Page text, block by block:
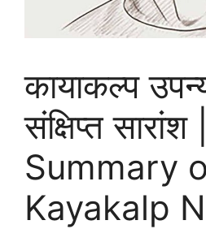
कायाकल्प
संक्षिप्त
Summary
Kayakalp